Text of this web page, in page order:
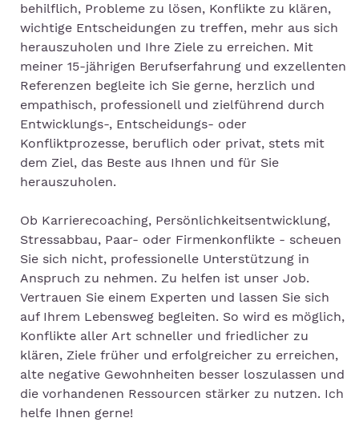
behilflich, Probleme zu lösen, Konflikte zu klären,
wichtige Entscheidungen zu treffen, mehr aus sich
herauszuholen und Ihre Ziele zu erreichen. Mit
meiner 15-jährigen Berufserfahrung und exzellenten
Referenzen begleite ich Sie gerne, herzlich und
empathisch, professionell und zielführend durch
Entwicklungs-, Entscheidungs- oder
Konfliktprozesse, beruflich oder privat, stets mit
dem Ziel, das Beste aus Ihnen und für Sie
herauszuholen.
Ob Karrierecoaching, Persönlichkeitsentwicklung,
Stressabbau, Paar- oder Firmenkonflikte - scheuen
Sie sich nicht, professionelle Unterstützung in
Anspruch zu nehmen. Zu helfen ist unser Job.
Vertrauen Sie einem Experten und lassen Sie sich
auf Ihrem Lebensweg begleiten. So wird es möglich,
Konflikte aller Art schneller und friedlicher zu
klären, Ziele früher und erfolgreicher zu erreichen,
alte negative Gewohnheiten besser loszulassen und
die vorhandenen Ressourcen stärker zu nutzen. Ich
helfe Ihnen gerne!